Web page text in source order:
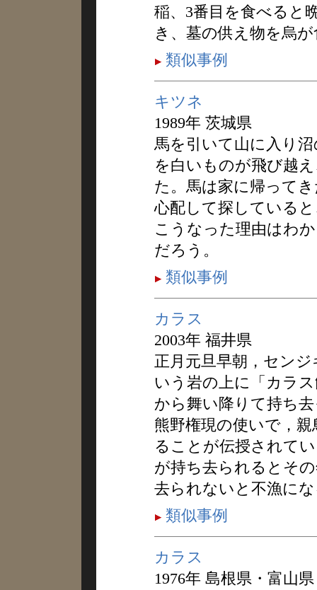
稲、3番目を食べると
き、墓の供え物を烏
類似事例
キツネ
1989年 茨城県
馬を引いて山に入り
を白いものが飛び越
た。馬は家に帰って
心配して探している
こうなった理由はわ
だろう。
類似事例
カラス
2003年 福井県
正月元旦早朝，セン
いう岩の上に「カラ
から舞い降りて持ち
熊野権現の使いで，
ることが伝授されて
が持ち去られるとそ
去られないと不漁に
類似事例
カラス
1976年 島根県・富山県